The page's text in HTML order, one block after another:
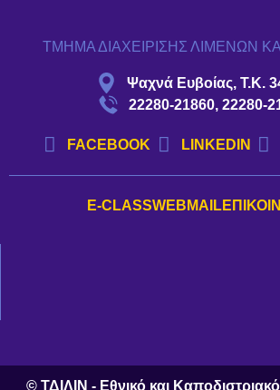
ΤΜΗΜΑ ΔΙΑΧΕΙΡΙΣΗΣ ΛΙΜΕΝΩΝ
Ψαχνά Ευβοίας, Τ.Κ.
22280-21860, 22280-
FACEBOOK LINKEDIN
E-CLASSWEBMAIL
© ΤΔΙΛΙΝ - Εθνικό και